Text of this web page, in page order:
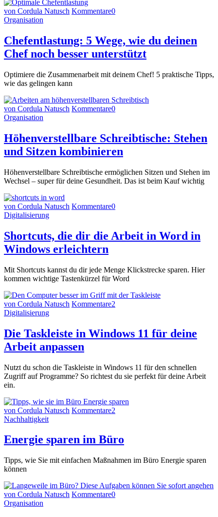
von Cordula Natusch Kommentare0
Organisation
Chefentlastung: 5 Wege, wie du deinen
Chef noch besser unterstützt
Optimiere die Zusammenarbeit mit deinem Chef! 5 praktische Tipps,
wie das gelingen kann
von Cordula Natusch Kommentare0
Organisation
Höhenverstellbare Schreibtische: Stehen
und Sitzen kombinieren
Höhenverstellbare Schreibtische ermöglichen Sitzen und Stehen im
Wechsel – super für deine Gesundheit. Das ist beim Kauf wichtig
von Cordula Natusch Kommentare0
Digitalisierung
Shortcuts, die dir die Arbeit in Word in
Windows erleichtern
Mit Shortcuts kannst du dir jede Menge Klickstrecke sparen. Hier
kommen wichtige Tastenkürzel für Word
von Cordula Natusch Kommentare2
Digitalisierung
Die Taskleiste in Windows 11 für deine
Arbeit anpassen
Nutzt du schon die Taskleiste in Windows 11 für den schnellen
Zugriff auf Programme? So richtest du sie perfekt für deine Arbeit
ein.
von Cordula Natusch Kommentare2
Nachhaltigkeit
Energie sparen im Büro
Tipps, wie Sie mit einfachen Maßnahmen im Büro Energie sparen
können
von Cordula Natusch Kommentare0
Organisation